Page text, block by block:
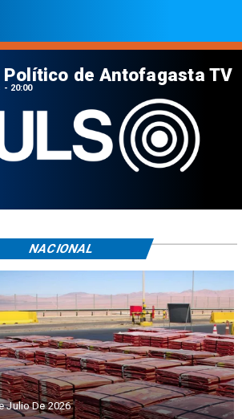
Político de Antofagasta TV
20:00
Julio De 2026
NACIONAL